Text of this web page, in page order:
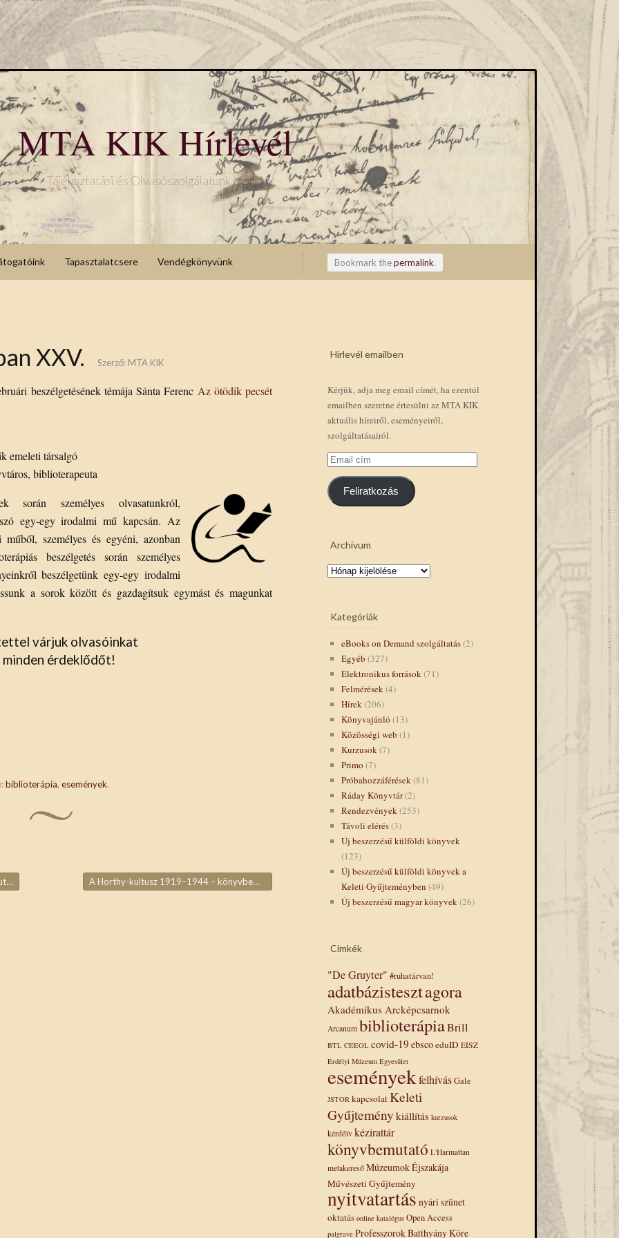
MTA KIK Hírlevél
Tájékoztatási és Olvasószolgálatunk blogja
Tapasztalatcsere Vendégkönyvünk Bookmark thepermalink.
XXV. Szerző: MTA KIK
beszélgetésének témája Sánta Ferenc Az ötödik pecsét
emeleti társalgó
biblioterapeuta
során személyes olvasatunkról,
egy-egy irodalmi mű kapcsán. Az
személyes és egyéni, azonban
beszélgetés során személyes
beszélgetünk egy-egy irodalmi
a sorok között és gazdagítsuk egymást és magunkat
várjuk olvasóinkat
minden érdeklődőt!
biblioterápia, események.
A Horthy-kultusz 1919–1944 – könyvbemutató
Hírlevél emailben
Kérjük, adja meg email címét, ha ezentúl
emailben szeretne értesülni az MTA KIK
aktuális híreiről, eseményeiről,
szolgáltatásairól.
Email
cím
Feliratkozás
Archívum
Kategóriák
eBooks on Demand szolgáltatás(2)
Egyéb (327)
Elektronikus források(71)
Felmérések(4)
Hírek(206)
Könyvajánló (13)
Közösségi web (1)
Kurzusok(7)
Primo (7)
Próbahozzáférések(81)
Ráday Könyvtár(2)
Rendezvények(253)
Távoli elérés(3)
Új beszerzésű külföldi könyvek
(123)
Új beszerzésű külföldi könyvek a
Keleti Gyűjteményben (49)
Új beszerzésű magyar könyvek(26)
Címkék
"De Gruyter" #ruhatárvan!
adatbázistesztagora
Akadémikus Arcképcsarnok
Arcanum biblioterápiaBrill
BTL CEEOL covid-19 ebscoeduID EISZ
Erdélyi Múzeum Egyesület
eseményekfelhívásGale
JSTOR kapcsolatKeleti
Gyűjtemény kiállítás kurzusok
kérdőív kézirattár
könyvbemutató L'Harmattan
metakereső Múzeumok Éjszakája
Művészeti Gyűjtemény
nyitvatartás nyári szünet
oktatás online katalógus Open Access
palgrave Professzorok Batthyány Köre